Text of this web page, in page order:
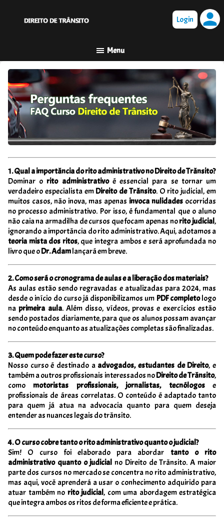
person
1. Qual a importância do rito administrativo no Direito de Trânsito?
Dominar orito administrativoé essencial para se tornar um
verdadeiro especialista em Direito de Trânsito. O rito judicial, em
muitos casos, não inova, mas apenas invoca nulidades ocorridas
no processo administrativo. Por isso, é fundamental que o aluno
não caia na armadilha de cursos que focam apenas norito judicial,
ignorando a importância do rito administrativo. Aqui, adotamos a
teoria mista dos ritos, que integra ambos e será aprofundada no
livro que oDr. Adamlançará em breve.
2. Como será o cronograma de aulas e a liberação dos materiais?
As aulas estão sendo regravadas e atualizadas para 2024, mas
desde o início do curso já disponibilizamos um PDF completologo
naprimeira aula. Além disso, vídeos, provas e exercícios estão
sendo postados diariamente, para que os alunos possam avançar
no conteúdo enquanto as atualizações completas são finalizadas.
3. Quem pode fazer este curso?
Nosso curso é destinado a advogados, estudantes de Direito, e
também a outros profissionais interessados noDireito de Trânsito,
comomotoristas profissionais, jornalistas, tecnólogose
profissionais de áreas correlatas. O conteúdo é adaptado tanto
para quem já atua na advocacia quanto para quem deseja
entender as nuances legais do trânsito.
4. O curso cobre tanto o rito administrativo quanto o judicial?
Sim! O curso foi elaborado para abordar tanto o rito
administrativo quanto o judicial no Direito de Trânsito. A maior
parte dos cursos no mercado se concentra no rito administrativo,
mas aqui, você aprenderá a usar o conhecimento adquirido para
atuar também no rito judicial, com uma abordagem estratégica
que integra ambos os ritos de forma eficiente e prática.